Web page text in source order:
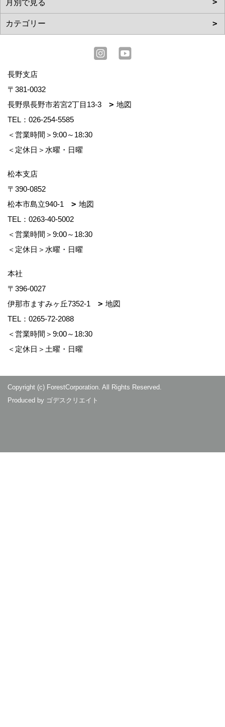
長野支店
〒381-0032
長野県長野市若宮2丁目13-3
地図
TEL： 026-254-5585
＜営業時間＞9:00～18:30
＜定休日＞水曜・日曜
松本支店
〒390-0852
松本市島立940-1
地図
TEL： 0263-40-5002
＜営業時間＞9:00～18:30
＜定休日＞水曜・日曜
本社
〒396-0027
伊那市ますみヶ丘7352-1
地図
TEL： 0265-72-2088
＜営業時間＞9:00～18:30
＜定休日＞土曜・日曜
Copyright (c) ForestCorporation. All Rights Reserved.
Produced by ゴデスクリエイト